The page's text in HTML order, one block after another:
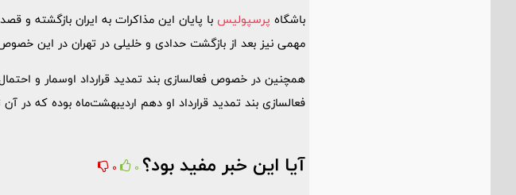
باشگاه پرسپولیسبا پایان این مذاکرات به ایران بازگشته و
مهمی نیز بعد از بازگشت حدادی و خلیلی در تهران در این
همچنین در خصوص فعالسازی بند تمدید قرارداد اوسمار و
فعالسازی بند تمدید قرارداد او دهم اردیبهشت‌ماه بوده که در
آیا این خبر مفید بود؟ 0
0